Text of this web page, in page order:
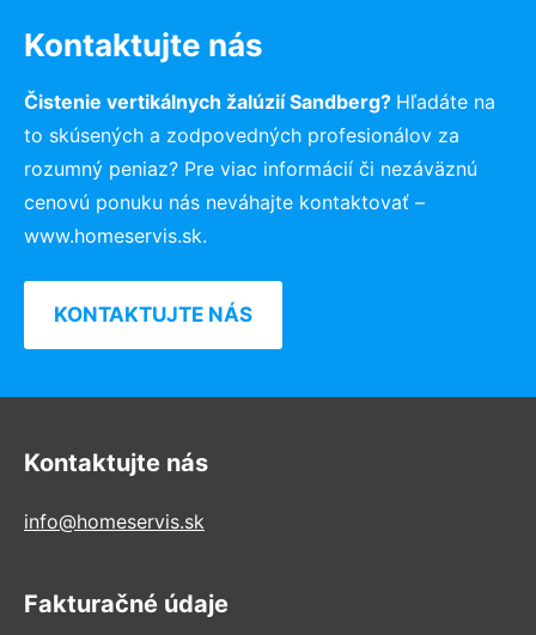
Kontaktujte nás
Čistenie vertikálnych žalúzií Sandberg? Hľadáte na
to skúsených a zodpovedných profesionálov za
rozumný peniaz? Pre viac informácií či nezáväznú
cenovú ponuku nás neváhajte kontaktovať –
www.homeservis.sk.
KONTAKTUJTE NÁS
Kontaktujte nás
info@homeservis.sk
Fakturačné údaje